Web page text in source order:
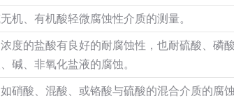
机、有机酸轻微腐蚀性介质的测量。
度的盐酸有良好的耐腐蚀性，也耐硫酸、磷
碱、非氧化盐液的腐蚀。
硝酸、混酸、或铬酸与硫酸的混合介质的腐